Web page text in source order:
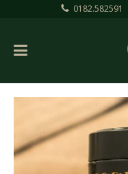
0182.582591